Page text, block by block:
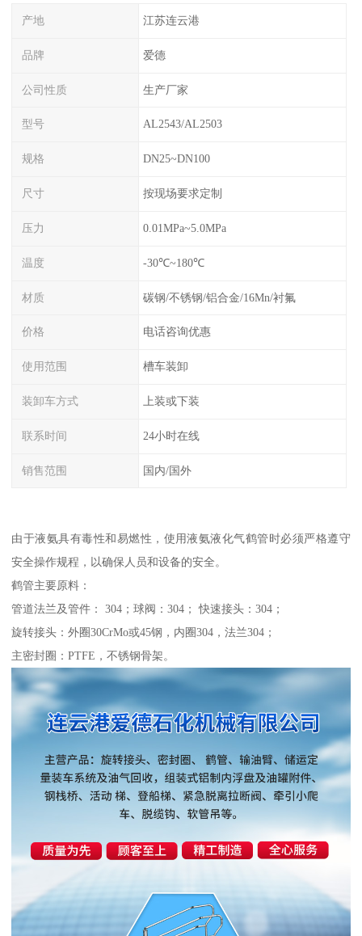
产地 江苏连云港
品牌 爱德
公司性质 生产厂家
型号 AL2543/AL2503
规格 DN25~DN100
尺寸 按现场要求定制
压力 0.01MPa~5.0MPa
温度 -30℃~180℃
材质 碳钢/不锈钢/铝合金/16Mn/衬氟
价格 电话咨询优惠
使用范围 槽车装卸
装卸车方式 上装或下装
联系时间 24小时在线
销售范围 国内/国外
由于液氨具有毒性和易燃性，使用液氨液化气鹤管时必须严格遵守
安全操作规程，以确保人员和设备的安全。
鹤管主要原料：
管道法兰及管件： 304；球阀：304； 快速接头：304；
旋转接头：外圈30CrMo或45钢，内圈304，法兰304；
主密封圈：PTFE，不锈钢骨架。